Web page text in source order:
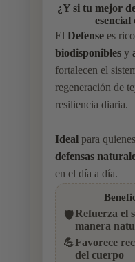
¿Y si tu mejor
esencial
El Defensees
biodisponiblesy
fortalecen el
regeneración de
resiliencia diaria.
Idealpara
defensas
en el día a día.
🛡️Refuerza el
manera
💪Favorece
del cuerpo